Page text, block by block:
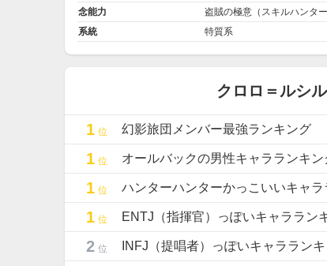
念能力
盗賊の極意（スキルハンター
系統
特質系
クロロ＝ルシ
1 位 幻影旅団メンバー最強ランキング
1 位 オールバックの男性キャラランキン
1 位 ハンターハンターかっこいいキャ
1 位 ENTJ（指揮官）っぽいキャララン
2 位 INFJ（提唱者）っぽいキャララン